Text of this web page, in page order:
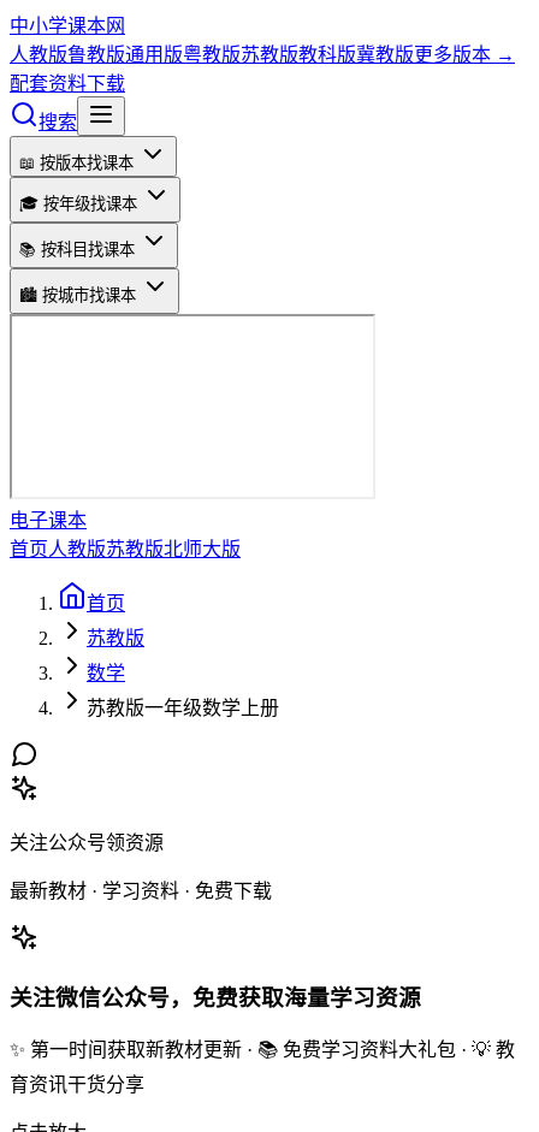
中小学课本网
人教版鲁教版通用版粤教版苏教版教科版冀教版更多版本 →
配套资料下载
搜索
📖 按版本找课本
🎓 按年级找课本
📚 按科目找课本
🏙️ 按城市找课本
电子课本
首页人教版苏教版北师大版
首页
苏教版
数学
苏教版一年级数学上册
关注公众号领资源
最新教材 · 学习资料 · 免费下载
关注微信公众号，免费获取海量学习资源
✨ 第一时间获取新教材更新 · 📚 免费学习资料大礼包 · 💡 教
育资讯干货分享